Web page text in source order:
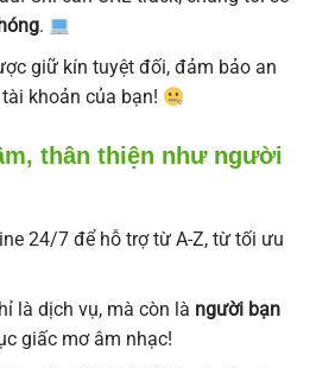
.
giữ kín tuyệt đối, đảm bảo an
khoản của bạn!
thân thiện như người
24/7 để hỗ trợ từ A-Z, từ tối ưu
là dịch vụ, mà còn là người bạn
giấc mơ âm nhạc!